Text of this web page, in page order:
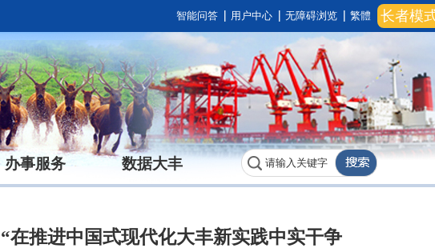
长者模
智能问答 用户中心 无障碍浏览 繁體
办事服务 数据大丰
“在推进中国式现代化大丰新实践中实干争